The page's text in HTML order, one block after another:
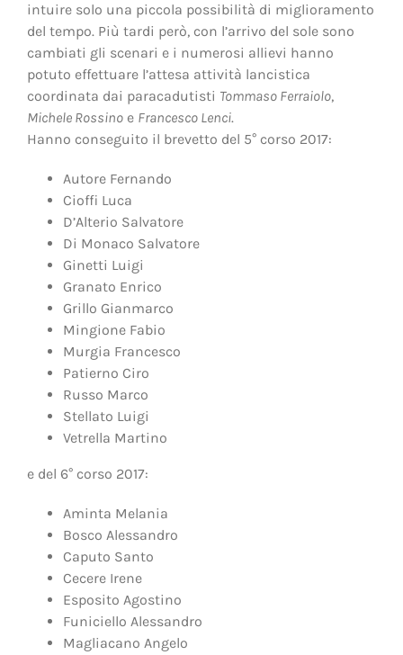
intuire solo una piccola possibilità di miglioramento
del tempo. Più tardi però, con l’arrivo del sole sono
cambiati gli scenari e i numerosi allievi hanno
potuto effettuare l’attesa attività lancistica
coordinata dai paracadutisti Tommaso Ferraiolo,
Michele Rossino e Francesco Lenci.
Hanno conseguito il brevetto del 5° corso 2017:
Autore Fernando
Cioffi Luca
D’Alterio Salvatore
Di Monaco Salvatore
Ginetti Luigi
Granato Enrico
Grillo Gianmarco
Mingione Fabio
Murgia Francesco
Patierno Ciro
Russo Marco
Stellato Luigi
Vetrella Martino
e del 6° corso 2017:
Aminta Melania
Bosco Alessandro
Caputo Santo
Cecere Irene
Esposito Agostino
Funiciello Alessandro
Magliacano Angelo